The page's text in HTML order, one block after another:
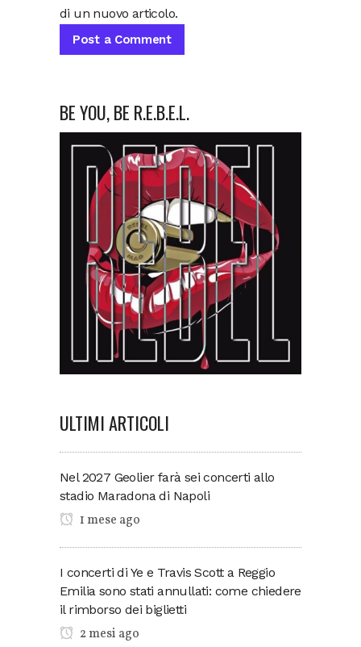
di un nuovo articolo.
BE YOU, BE R.E.B.E.L.
ULTIMI ARTICOLI
Nel 2027 Geolier farà sei concerti allo
stadio Maradona di Napoli
1 mese ago
I concerti di Ye e Travis Scott a Reggio
Emilia sono stati annullati: come chiedere
il rimborso dei biglietti
2 mesi ago